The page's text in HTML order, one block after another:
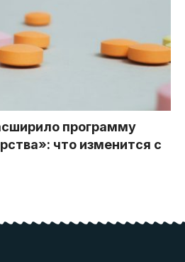
программу
что изменится с